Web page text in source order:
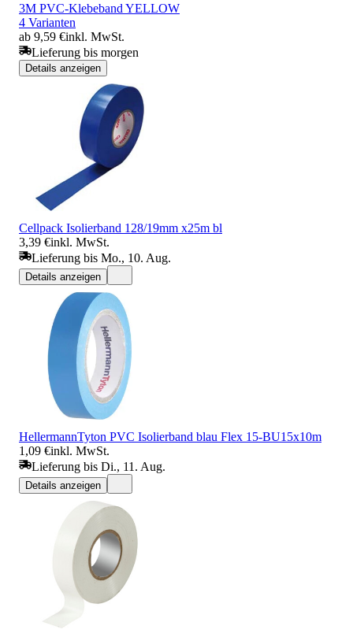
3M PVC-Klebeband YELLOW
4 Varianten
ab 9,59 €inkl. MwSt.
Lieferung bis morgen
Details anzeigen
Cellpack Isolierband 128/19mm x25m bl
3,39 €inkl. MwSt.
Lieferung bis Mo., 10. Aug.
Details anzeigen
HellermannTyton PVC Isolierband blau Flex 15-BU15x10m
1,09 €inkl. MwSt.
Lieferung bis Di., 11. Aug.
Details anzeigen